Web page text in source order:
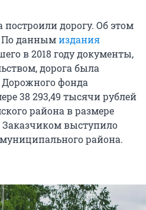
построили дорогу. Об этом
По даннымиздания
в 2018 году документы,
дорога была
Дорожного фонда
38 293,49 тысячи рублей
района в размере
Заказчиком выступило
района.